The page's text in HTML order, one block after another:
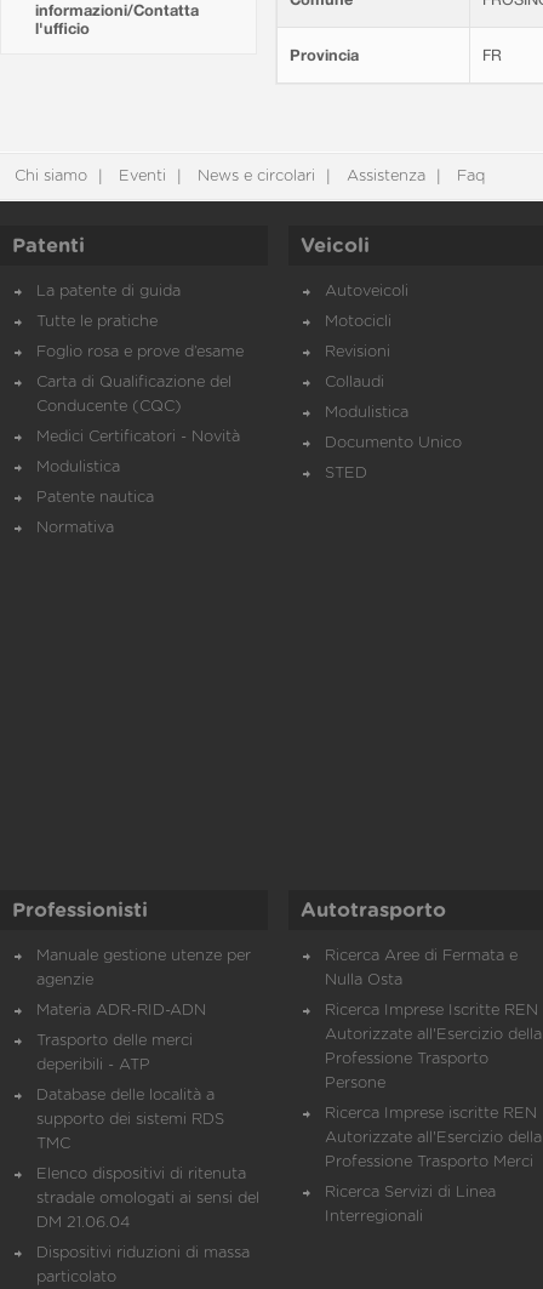
informazioni/Contatta
l'ufficio
Provincia FR
Chi siamo Eventi News e circolari Assistenza Faq
Patenti
La patente di guida
Tutte le pratiche
Foglio rosa e prove d’esame
Carta di Qualificazione del
Conducente (CQC)
Medici Certificatori - Novità
Modulistica
Patente nautica
Normativa
Veicoli
Autoveicoli
Motocicli
Revisioni
Collaudi
Modulistica
Documento Unico
STED
Professionisti
Manuale gestione utenze per
agenzie
Materia ADR-RID-ADN
Trasporto delle merci
deperibili - ATP
Database delle località a
supporto dei sistemi RDS
TMC
Elenco dispositivi di ritenuta
stradale omologati ai sensi del
DM 21.06.04
Dispositivi riduzioni di massa
particolato
Autotrasporto
Ricerca Aree di Fermata e
Nulla Osta
Ricerca Imprese Iscritte REN
Autorizzate all'Esercizio della
Professione Trasporto
Persone
Ricerca Imprese iscritte REN
Autorizzate all'Esercizio della
Professione Trasporto Merci
Ricerca Servizi di Linea
Interregionali